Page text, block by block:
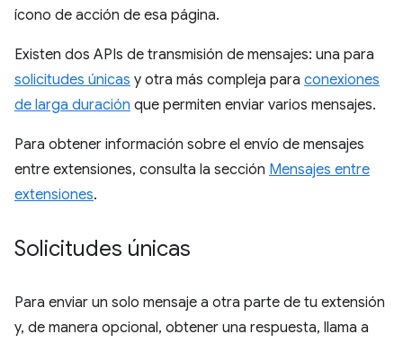
ícono de acción de esa página.
Existen dos APIs de transmisión de mensajes: una para
solicitudes únicas y otra más compleja para conexiones
de larga duración que permiten enviar varios mensajes.
Para obtener información sobre el envío de mensajes
entre extensiones, consulta la sección Mensajes entre
extensiones.
Solicitudes únicas
Para enviar un solo mensaje a otra parte de tu extensión
y, de manera opcional, obtener una respuesta, llama a